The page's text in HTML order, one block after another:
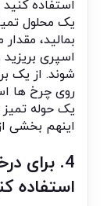
استفاده
یک محلول
بمالید،
اسپری
شوند. از یک
روی چرخ ها
یک حوله تمیز
اینهم بخشی
4. برای
استفاده